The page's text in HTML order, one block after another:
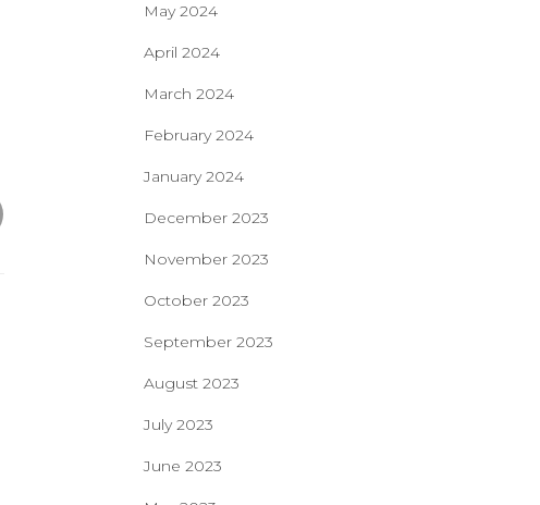
May 2024
April 2024
March 2024
February 2024
January 2024
December 2023
November 2023
October 2023
September 2023
August 2023
July 2023
June 2023